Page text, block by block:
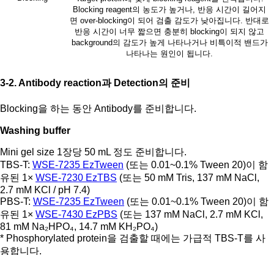
Blocking reagent의 농도가 높거나, 반응 시간이 길어지
면 over-blocking이 되어 검출 감도가 낮아집니다. 반대로
반응 시간이 너무 짧으면 충분히 blocking이 되지 않고
background의 감도가 높게 나타나거나 비특이적 밴드가
나타나는 원인이 됩니다.
3-2. Antibody reaction과 Detection의 준비
Blocking을 하는 동안 Antibody를 준비합니다.
Washing buffer
Mini gel size 1장당 50 mL 정도 준비합니다.
TBS-T: WSE-7235 EzTween (또는 0.01~0.1% Tween 20)이 함
유된 1× WSE-7230 EzTBS (또는 50 mM Tris, 137 mM NaCl,
2.7 mM KCl / pH 7.4)
PBS-T: WSE-7235 EzTween (또는 0.01~0.1% Tween 20)이 함
유된 1× WSE-7430 EzPBS (또는 137 mM NaCl, 2.7 mM KCl,
81 mM Na₂HPO₄, 14.7 mM KH₂PO₄)
* Phosphorylated protein을 검출할 때에는 가급적 TBS-T를 사
용합니다.